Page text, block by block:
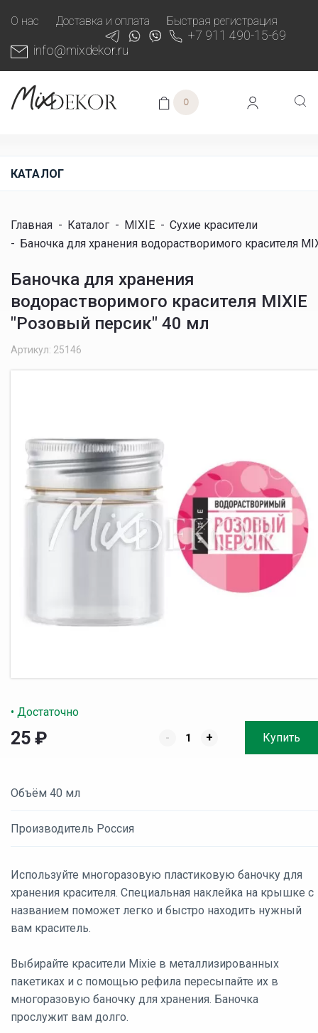
О нас Доставка и оплата Быстрая регистрация
+7 911 490-15-69
info@mixdekor.ru
0
КАТАЛОГ
Главная - Каталог - MIXIE - Сухие красители
- Баночка для хранения водорастворимого красителя
Баночка для хранения
водорастворимого красителя MIXIE
"Розовый персик" 40 мл
Артикул: 25146
• Достаточно
25 ₽ - + Купить
Объём 40 мл
Производитель Россия
Используйте многоразовую пластиковую баночку для
хранения красителя. Специальная наклейка на крышке с
названием поможет легко и быстро находить нужный
вам краситель.
Выбирайте красители Mixie в металлизированных
пакетиках и с помощью рефила пересыпайте их в
многоразовую баночку для хранения. Баночка
прослужит вам долго.